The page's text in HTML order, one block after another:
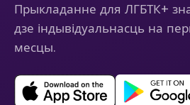
Прыкладанне для ЛГБТК+
дзе індывідуальнасць на
месцы.